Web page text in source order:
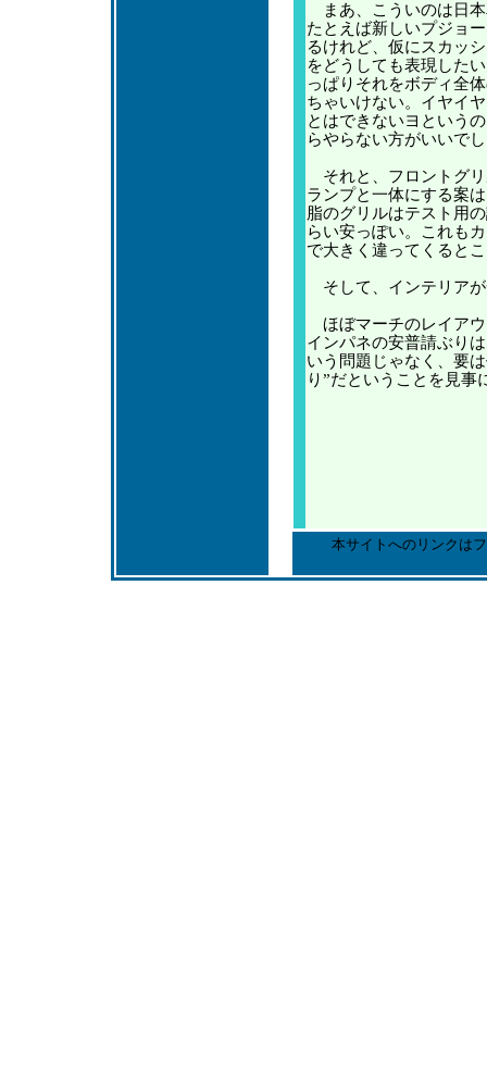
まあ、こういのは日
たとえば新しいプジョ
るけれど、仮にスカッ
をどうしても表現した
っぱりそれをボディ全
ちゃいけない。イヤイ
とはできないヨという
らやらない方がいいで
それと、フロントグ
ランプと一体にする案
脂のグリルはテスト用
らい安っぽい。これも
で大きく違ってくると
そして、インテリア
ほぼマーチのレイア
インパネの安普請ぶり
いう問題じゃなく、要
り”だということを見事
本サイトへのリンクは